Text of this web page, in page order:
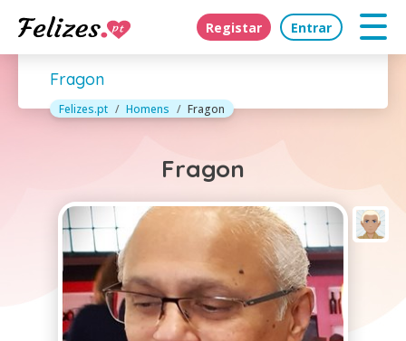
Registar Entrar
Fragon
Felizes.pt Homens Fragon
Fragon